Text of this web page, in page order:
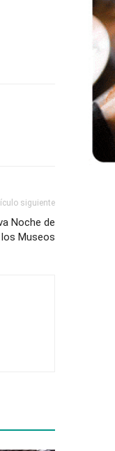
siguiente
Noche de
los Museos